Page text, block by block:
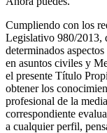
Cumpliendo con los
Legislativo 980/2013,
determinados
en asuntos civiles y
el presente Título
obtener los
profesional de la
correspondiente
a cualquier perfil,